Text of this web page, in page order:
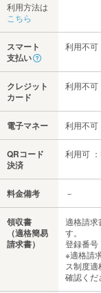
利用方法は
こちら
スマート
支払い
利用不可
クレジット
カード
利用不可
電子マネー 利用不可
QRコード
決済
利用可
料金備考 －
領収書
（適格簡易
請求書）
適格請求
す。
登録番
※適格請
ス制度
確認くだ